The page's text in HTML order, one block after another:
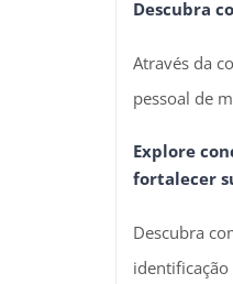
Descubra
Através da
pessoal de
Explore
fortalecer
Descubra